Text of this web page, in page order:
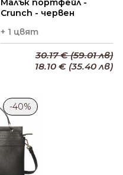
Малък портфейл -
Crunch - червен
+ 1 цвят
Добави в кошницата
30.17 € (59.01 лв)
18.10 € (35.40 лв)
-40%